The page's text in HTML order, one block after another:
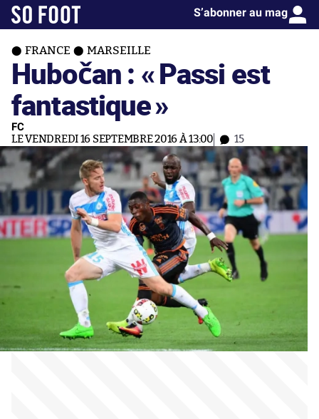
S’abonner au mag
FRANCE MARSEILLE
Hubočan : «Passi est
fantastique»
FC
LE VENDREDI 16 SEPTEMBRE 2016 À 13:00 15